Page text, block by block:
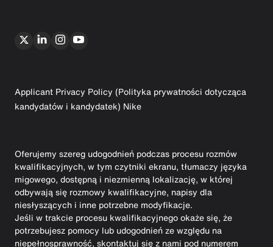
Applicant Privacy Policy (Polityka prywatności dotycząca
kandydatów i kandydatek) Nike
Oferujemy szereg udogodnień podczas procesu rozmów
kwalifikacyjnych, w tym czytniki ekranu, tłumaczy języka
migowego, dostępną i niezmienną lokalizację, w której
odbywają się rozmowy kwalifikacyjne, napisy dla
niesłyszących i inne potrzebne modyfikacje.
Jeśli w trakcie procesu kwalifikacyjnego okaże się, że
potrzebujesz pomocy lub udogodnień ze względu na
niepełnosprawność, skontaktuj się z nami pod numerem